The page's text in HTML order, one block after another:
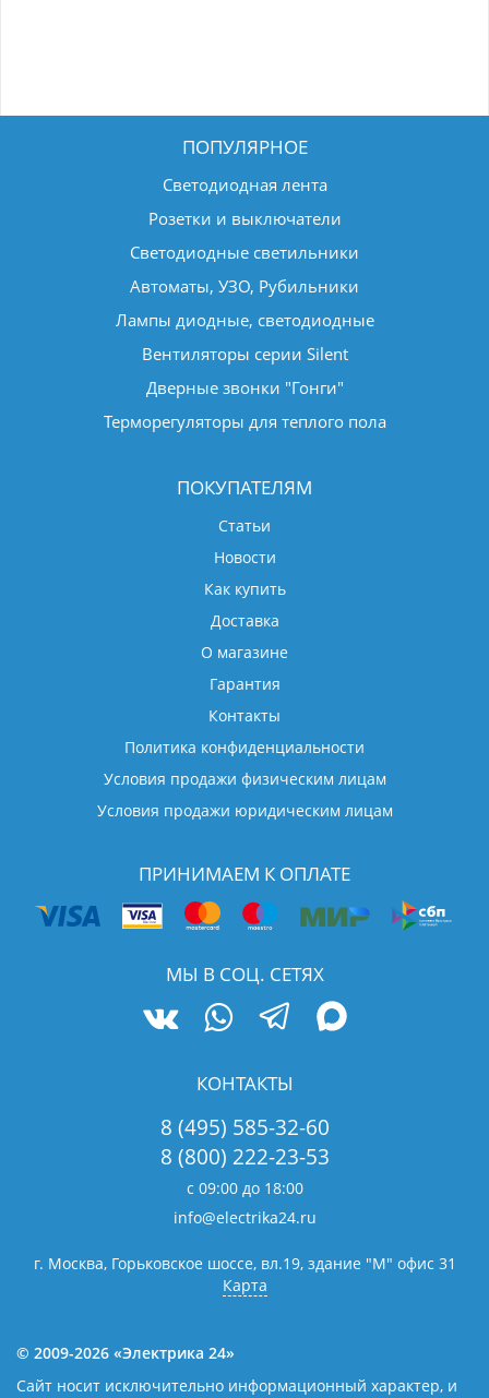
ПОПУЛЯРНОЕ
Светодиодная лента
Розетки и выключатели
Светодиодные светильники
Автоматы, УЗО, Рубильники
Лампы диодные, светодиодные
Вентиляторы серии Silent
Дверные звонки "Гонги"
Терморегуляторы для теплого пола
ПОКУПАТЕЛЯМ
Статьи
Новости
Как купить
Доставка
О магазине
Гарантия
Контакты
Политика конфиденциальности
Условия продажи физическим лицам
Условия продажи юридическим лицам
ПРИНИМАЕМ К ОПЛАТЕ
МЫ В СОЦ. СЕТЯХ
КОНТАКТЫ
8 (495) 585-32-60
8 (800) 222-23-53
с 09:00 до 18:00
info@electrika24.ru
г. Москва, Горьковское шоссе, вл.19, здание "М" офис 31
Карта
© 2009-2026 «Электрика 24»
Сайт носит исключительно информационный характер, и